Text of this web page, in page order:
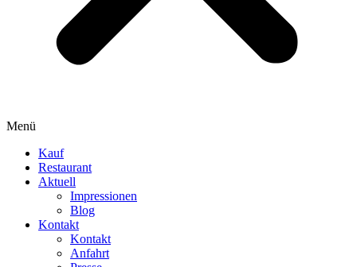
Menü
Kauf
Restaurant
Aktuell
Impressionen
Blog
Kontakt
Kontakt
Anfahrt